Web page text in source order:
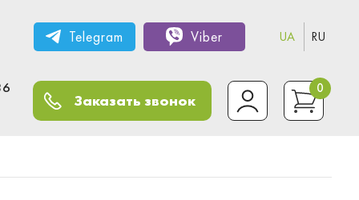
Telegram Viber UA RU
Заказать звонок
0